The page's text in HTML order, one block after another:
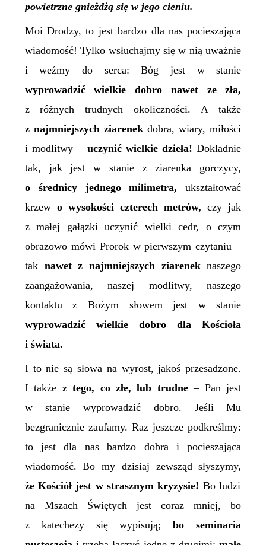
powietrzne gnieżdżą się w jego cieniu.
Moi Drodzy, to jest bardzo dla nas pocieszająca
wiadomość! Tylko wsłuchajmy się w nią uważnie
i weźmy do serca: Bóg jest w stanie
wyprowadzić wielkie dobro nawet ze zła,
z różnych trudnych okoliczności. A także
z najmniejszych ziarenekdobra, wiary, miłości
i modlitwy –uczynić wielkie dzieła!Dokładnie
tak, jak jest w stanie z ziarenka gorczycy,
o średnicy jednego milimetra, ukształtować
krzew o wysokości czterech metrów, czy jak
z małej gałązki uczynić wielki cedr, o czym
obrazowo mówi Prorok w pierwszym czytaniu –
tak nawet z najmniejszych ziareneknaszego
zaangażowania, naszej modlitwy, naszego
kontaktu z Bożym słowem jest w stanie
wyprowadzić wielkie dobro dla Kościoła
i świata.
I to nie są słowa na wyrost, jakoś przesadzone.
I także z tego, co złe, lub trudne– Pan jest
w stanie wyprowadzić dobro. Jeśli Mu
bezgranicznie zaufamy. Raz jeszcze podkreślmy:
to jest dla nas bardzo dobra i pocieszająca
wiadomość. Bo my dzisiaj zewsząd słyszymy,
że Kościół jest w strasznym kryzysie! Bo ludzi
na Mszach Świętych jest coraz mniej, bo
z katechezy się wypisują;bo seminaria